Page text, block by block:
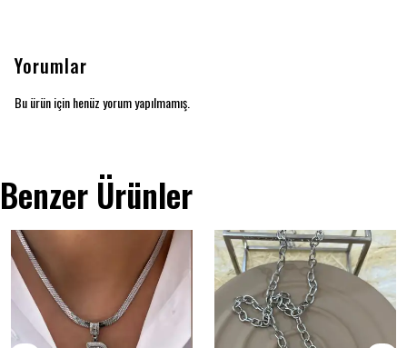
Yorumlar
Bu ürün için henüz yorum yapılmamış.
Benzer Ürünler